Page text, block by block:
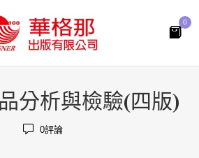
0
分析與檢驗(四版)
0評論